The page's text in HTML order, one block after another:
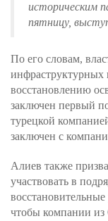
историческим
пятницу,
По его словам,
инфраструктурных
восстановлению
заключен первый
турецкой
заключен с
Алиев также
участвовать в
чтобы компании